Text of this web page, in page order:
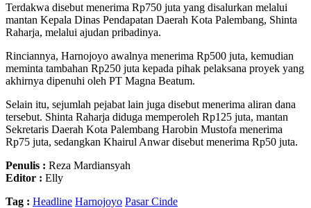
Terdakwa disebut menerima Rp750 juta yang disalurkan melalui
mantan Kepala Dinas Pendapatan Daerah Kota Palembang, Shinta
Raharja, melalui ajudan pribadinya.
Rinciannya, Harnojoyo awalnya menerima Rp500 juta, kemudian
meminta tambahan Rp250 juta kepada pihak pelaksana proyek yang
akhirnya dipenuhi oleh PT Magna Beatum.
Selain itu, sejumlah pejabat lain juga disebut menerima aliran dana
tersebut. Shinta Raharja diduga memperoleh Rp125 juta, mantan
Sekretaris Daerah Kota Palembang Harobin Mustofa menerima
Rp75 juta, sedangkan Khairul Anwar disebut menerima Rp50 juta.
Penulis : Reza Mardiansyah
Editor : Elly
Tag : Headline Harnojoyo Pasar Cinde